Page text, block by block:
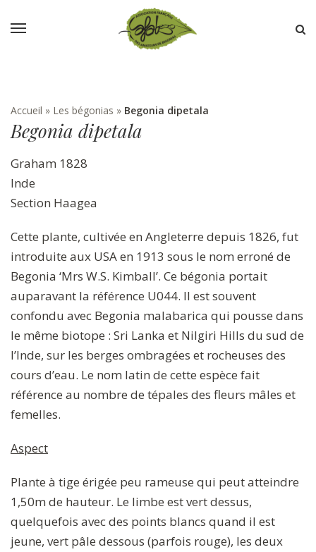
Accueil » Les bégonias » Begonia dipetala
Begonia dipetala
Graham 1828
Inde
Section Haagea
Cette plante, cultivée en Angleterre depuis 1826, fut
introduite aux USA en 1913 sous le nom erroné de
Begonia ‘Mrs W.S. Kimball’. Ce bégonia portait
auparavant la référence U044. Il est souvent
confondu avec Begonia malabarica qui pousse dans
le même biotope : Sri Lanka et Nilgiri Hills du sud de
l’Inde, sur les berges ombragées et rocheuses des
cours d’eau. Le nom latin de cette espèce fait
référence au nombre de tépales des fleurs mâles et
femelles.
Aspect
Plante à tige érigée peu rameuse qui peut atteindre
1,50m de hauteur. Le limbe est vert dessus,
quelquefois avec des points blancs quand il est
jeune, vert pâle dessous (parfois rouge), les deux